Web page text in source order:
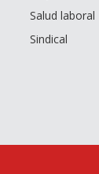
Salud laboral
Sindical